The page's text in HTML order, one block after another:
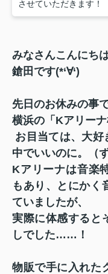
させていただきます！
みなさんこんにち
鎗田です(*‘∀‘)
先日のお休みの事で
横浜の「Kアリーナ
お目当ては、大好
中でいいのに。（
Kアリーナは音楽
もあり、とにかく
ていましたが、
実際に体感すると
しでした……！
物販で手に入れた